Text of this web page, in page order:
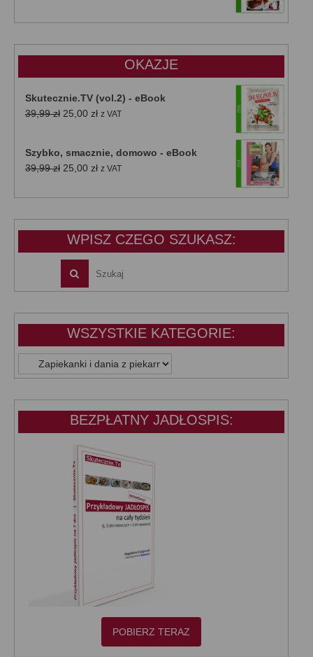
wynosiła:wynosi:
OKAZJE
Skutecznie.TV (vol.2) - eBook
39,99zł Pierwotna
39,99 zł.
25,00 złAktualna
25,00 zł.
z VAT
Szybko, smacznie, domowo - eBook
39,99zł Pierwotna
wynosiła:
25,00 złAktualna
wynosi:
z VAT
WPISZ CZEGO SZUKASZ:
WSZYSTKIE KATEGORIE:
WSZYSTKIE
KATEGORIE:
BEZPŁATNY JADŁOSPIS:
POBIERZ TERAZ